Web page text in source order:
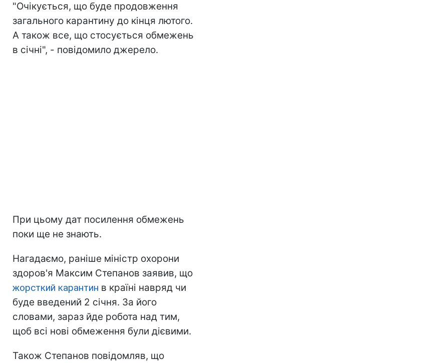
"Очікується, що буде продовження
загального карантину до кінця лютого.
А також все, що стосується обмежень
в січні", - повідомило джерело.
При цьому дат посилення обмежень
поки ще не знають.
Нагадаємо, раніше міністр охорони
здоров'я Максим Степанов заявив, що
жорсткий карантин в країні навряд чи
буде введений 2 січня. За його
словами, зараз йде робота над тим,
щоб всі нові обмеження були дієвими.
Також Степанов повідомляв, що